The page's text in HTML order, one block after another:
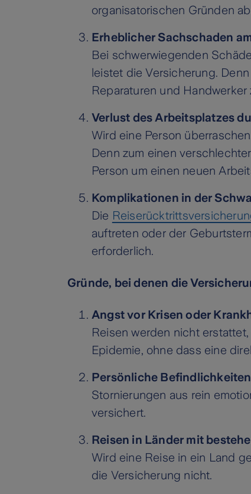
organisatorischen Gründen
Erheblicher Sachschaden
Bei schwerwiegenden
leistet die Versicherung.
Reparaturen und Handwerker
Verlust des Arbeitsplatzes
Wird eine Person
Denn zum einen
Person um einen neuen
Komplikationen in der
Die
auftreten oder der
erforderlich.
Gründe, bei denen die
Angst vor Krisen oder
Reisen werden nicht
Epidemie, ohne dass eine
Persönliche
Stornierungen aus rein
versichert.
Reisen in Länder mit
Wird eine Reise in ein Land
die Versicherung nicht.